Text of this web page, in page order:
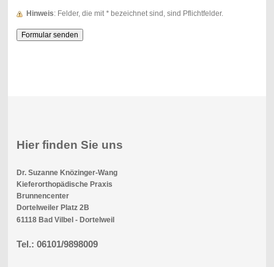
Hinweis : Felder, die mit *bezeichnet sind, sind Pflichtfelder.
Hier finden Sie uns
Dr. Suzanne Knözinger-Wang
Kieferorthopädische Praxis
Brunnencenter
Dortelweiler Platz 2B
61118 Bad Vilbel - Dortelweil
Tel.: 06101/9898009